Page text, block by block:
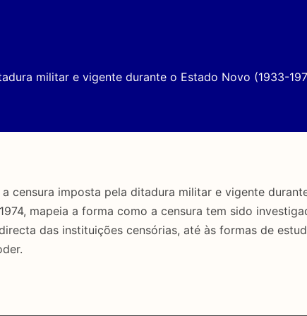
militar e vigente durante o Estado Novo (1933-
censura imposta pela ditadura militar e vigente
mapeia a forma como a censura tem sido
das instituições censórias, até às formas de